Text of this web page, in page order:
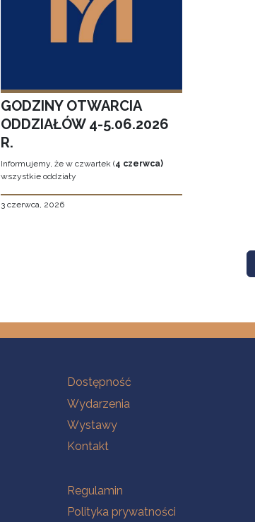
GODZINY OTWARCIA
ODDZIAŁÓW 4-5.06.2026
R.
Informujemy, że w czwartek (4 czerwca)
wszystkie oddziały
3 czerwca, 2026
Na skróty
Dostępność
Wydarzenia
Wystawy
Kontakt
Na skróty
Regulamin
Polityka prywatności